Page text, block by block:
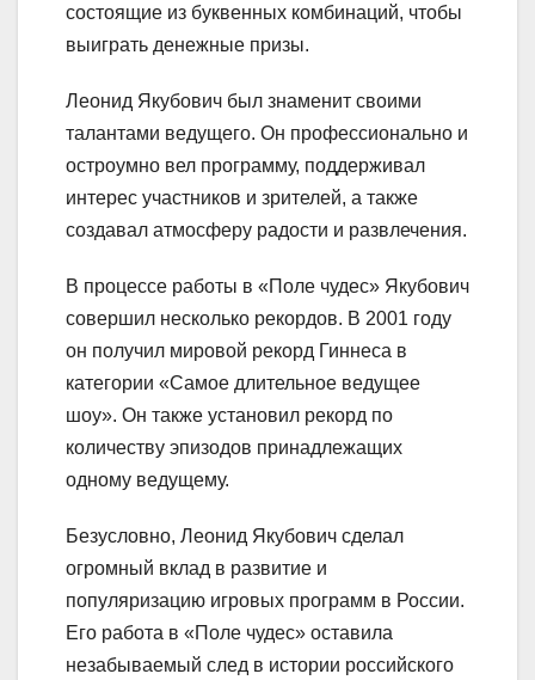
состоящие из буквенных комбинаций, чтобы
выиграть денежные призы.
Леонид Якубович был знаменит своими
талантами ведущего. Он профессионально и
остроумно вел программу, поддерживал
интерес участников и зрителей, а также
создавал атмосферу радости и развлечения.
В процессе работы в «Поле чудес» Якубович
совершил несколько рекордов. В 2001 году
он получил мировой рекорд Гиннеса в
категории «Самое длительное ведущее
шоу». Он также установил рекорд по
количеству эпизодов принадлежащих
одному ведущему.
Безусловно, Леонид Якубович сделал
огромный вклад в развитие и
популяризацию игровых программ в России.
Его работа в «Поле чудес» оставила
незабываемый след в истории российского